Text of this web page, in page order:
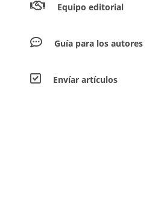
Equipo editorial
Guía para los autores
Envíar artículos